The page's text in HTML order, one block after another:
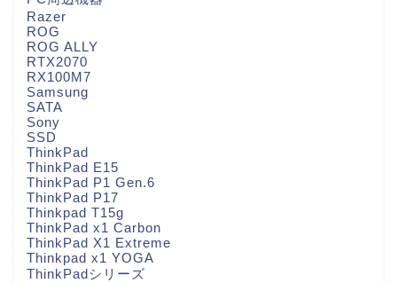
Razer
ROG
ROG ALLY
RTX2070
RX100M7
Samsung
SATA
Sony
SSD
ThinkPad
ThinkPad E15
ThinkPad P1 Gen.6
ThinkPad P17
Thinkpad T15g
ThinkPad x1 Carbon
ThinkPad X1 Extreme
Thinkpad x1 YOGA
ThinkPadシリーズ